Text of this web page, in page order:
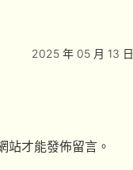
2025 年 05 月 13 日
站才能發佈留言。